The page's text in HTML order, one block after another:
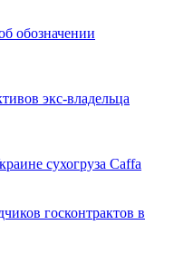
обозначении
экс-владельца
сухогруза Caffa
госконтрактов в